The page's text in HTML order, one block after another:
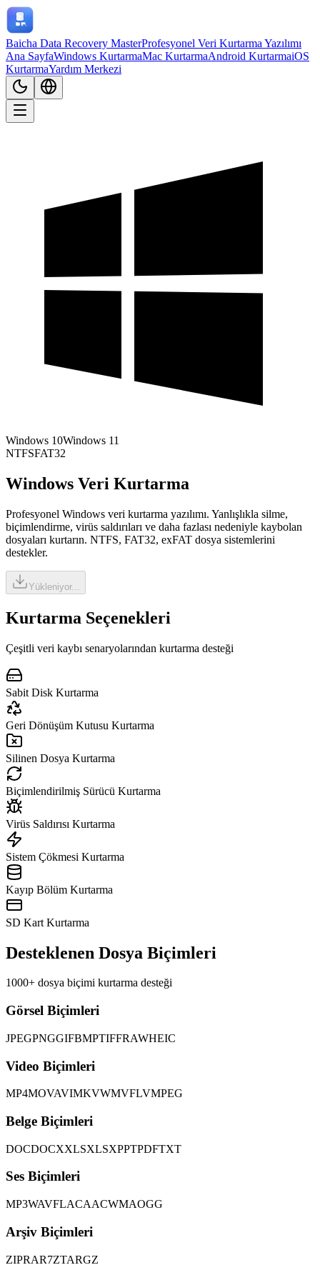
Baicha Data Recovery MasterProfesyonel Veri Kurtarma Yazılımı
Ana SayfaWindows KurtarmaMac KurtarmaAndroid KurtarmaiOS
KurtarmaYardım Merkezi
Windows 10Windows 11
NTFSFAT32
Windows Veri Kurtarma
Profesyonel Windows veri kurtarma yazılımı. Yanlışlıkla silme,
biçimlendirme, virüs saldırıları ve daha fazlası nedeniyle kaybolan
dosyaları kurtarın. NTFS, FAT32, exFAT dosya sistemlerini
destekler.
Yükleniyor...
Kurtarma Seçenekleri
Çeşitli veri kaybı senaryolarından kurtarma desteği
Sabit Disk Kurtarma
Geri Dönüşüm Kutusu Kurtarma
Silinen Dosya Kurtarma
Biçimlendirilmiş Sürücü Kurtarma
Virüs Saldırısı Kurtarma
Sistem Çökmesi Kurtarma
Kayıp Bölüm Kurtarma
SD Kart Kurtarma
Desteklenen Dosya Biçimleri
1000+ dosya biçimi kurtarma desteği
Görsel Biçimleri
JPEGPNGGIFBMPTIFFRAWHEIC
Video Biçimleri
MP4MOVAVIMKVWMVFLVMPEG
Belge Biçimleri
DOCDOCXXLSXLSXPPTPDFTXT
Ses Biçimleri
MP3WAVFLACAACWMAOGG
Arşiv Biçimleri
ZIPRAR7ZTARGZ